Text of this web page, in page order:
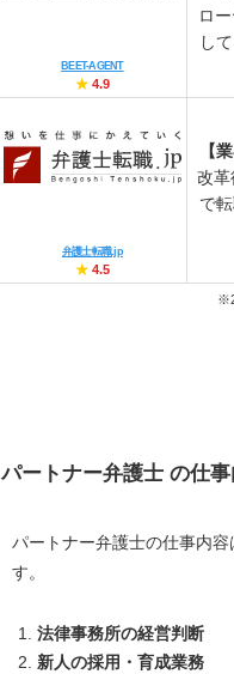
BEET-AGENT
★4.9
ロ
し
弁護士転職.jp
★4.5
【
改革
で
パートナー弁護士 の仕
パートナー弁護士の仕事内
す。
法律事務所の経営判断
新人の採用・育成業務